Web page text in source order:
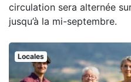
circulation sera alternée
jusqu’à la mi-septembre.
Locales